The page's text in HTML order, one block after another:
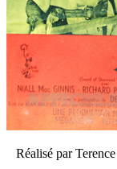
Réalisé par